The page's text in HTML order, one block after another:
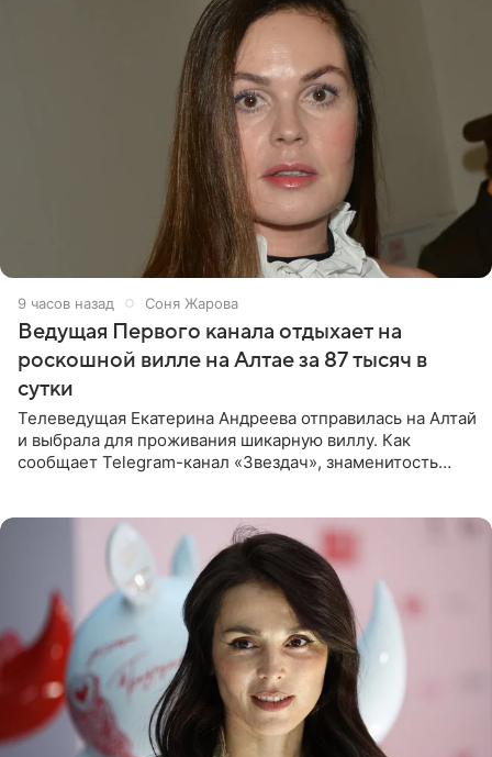
9 часов назад Соня Жарова
Ведущая Первого канала отдыхает на
роскошной вилле на Алтае за 87 тысяч в
сутки
Телеведущая Екатерина Андреева отправилась на Алтай
и выбрала для проживания шикарную виллу. Как
сообщает Telegram-канал «Звездач», знаменитость